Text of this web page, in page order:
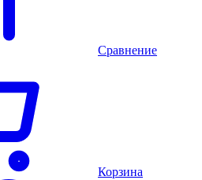
Сравнение
Корзина